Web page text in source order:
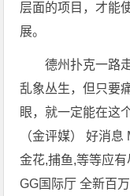
层面的项目，才能
展。
德州扑克一路
乱象丛生，但只要
眼，就一定能在这
（金评媒） 好消
金花,捕鱼,等等应有
GG国际厅 全新百